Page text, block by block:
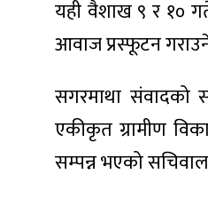
यही वैशाख ९ र १०
आवाज प्रस्फूटन
सगरमाथा संवादको
एकीकृत ग्रामीण
सम्पन्न भएको